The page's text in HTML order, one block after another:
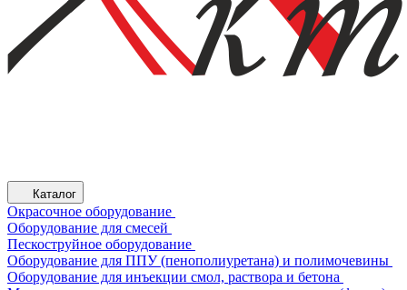
Каталог
Окрасочное оборудование
Оборудование для смесей
Пескоструйное оборудование
Оборудование для ППУ (пенополиуретана) и полимочевины
Оборудование для инъекции смол, раствора и бетона